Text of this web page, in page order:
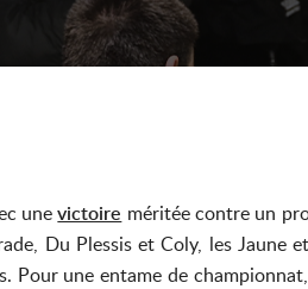
unevictoire méritée contre un
Du Plessis et Coly, les Jaune
une entame de